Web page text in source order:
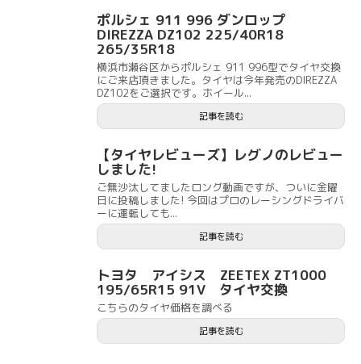
ポルシェ 911 996 ダンロップ
DIREZZA DZ102 225/40R18
265/35R18
横浜市瀬谷区からポルシェ 911 996型でタイヤ交換
にご来店頂きました。タイヤは今年発売のDIREZZA
DZ102をご選択です。ホイール...
記事を読む
【タイヤレビューズ】レグノのレビュー
しました!
ご無沙汰してましたロング動画ですが、ついに金曜
日に投稿しました! 今回はプロのレーシングドライバ
ーに運転しても...
記事を読む
トヨタ アイシス ZEETEX ZT1000
195/65R15 91V タイヤ交換
こちらのタイヤ価格を調べる
記事を読む